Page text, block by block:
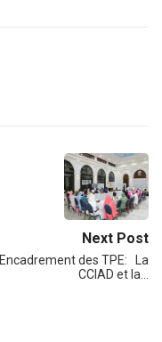
Next Post
Encadrement des TPE: La
CCIAD et la…